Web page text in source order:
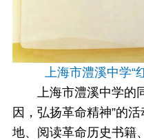
上海市澧溪中学“
上海市澧溪中学的
因，弘扬革命精神”的
地、阅读革命历史书籍